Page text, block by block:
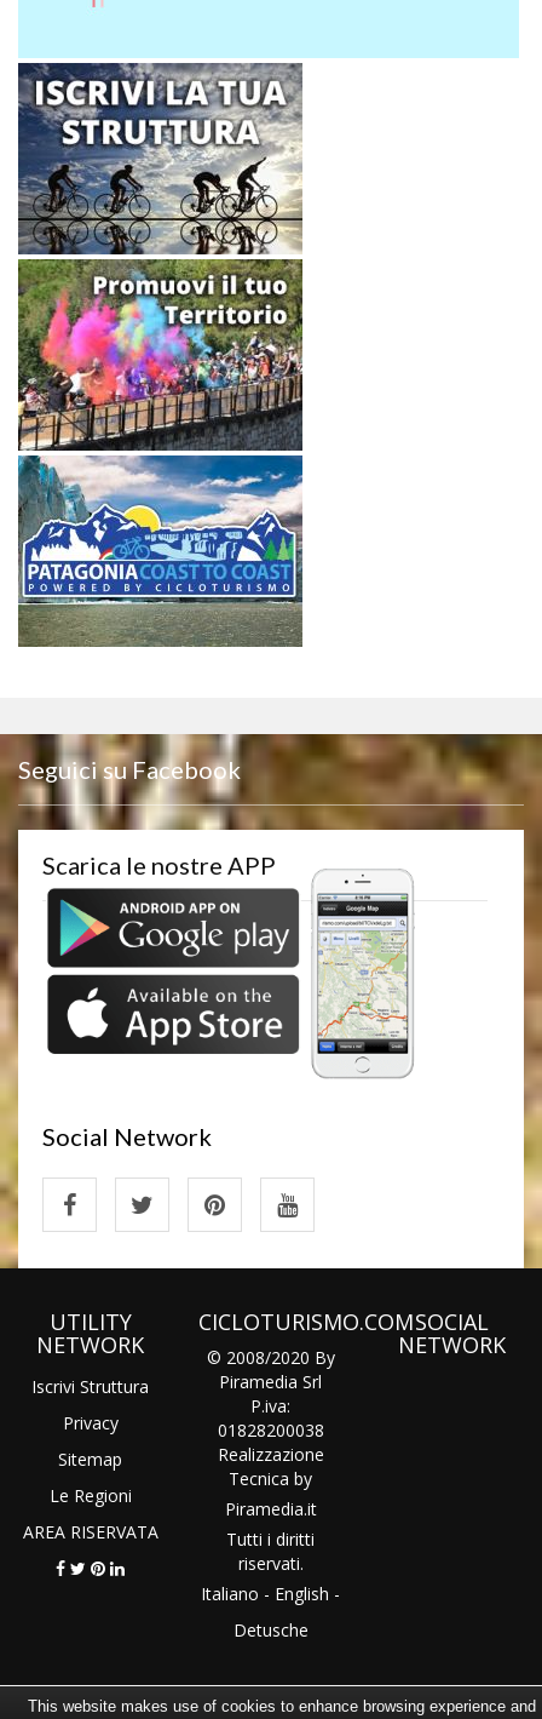
Seguici su Facebook
Scarica le nostre APP
Social Network
UTILITY
NETWORK
Iscrivi Struttura
Privacy
Sitemap
Le Regioni
AREA RISERVATA
CICLOTURISMO.COM
© 2008/2020 By
Piramedia Srl
P.iva:
01828200038
Realizzazione
Tecnica by
Piramedia.it
Tutti i diritti
riservati.
Italiano - English -
Detusche
SOCIAL
NETWORK
This website makes use of cookies to enhance browsing experience and